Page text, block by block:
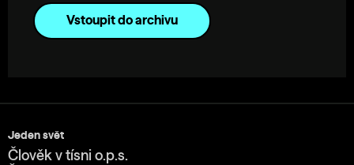
Vstoupit do archivu
Jeden svět
Člověk v tísni o.p.s.